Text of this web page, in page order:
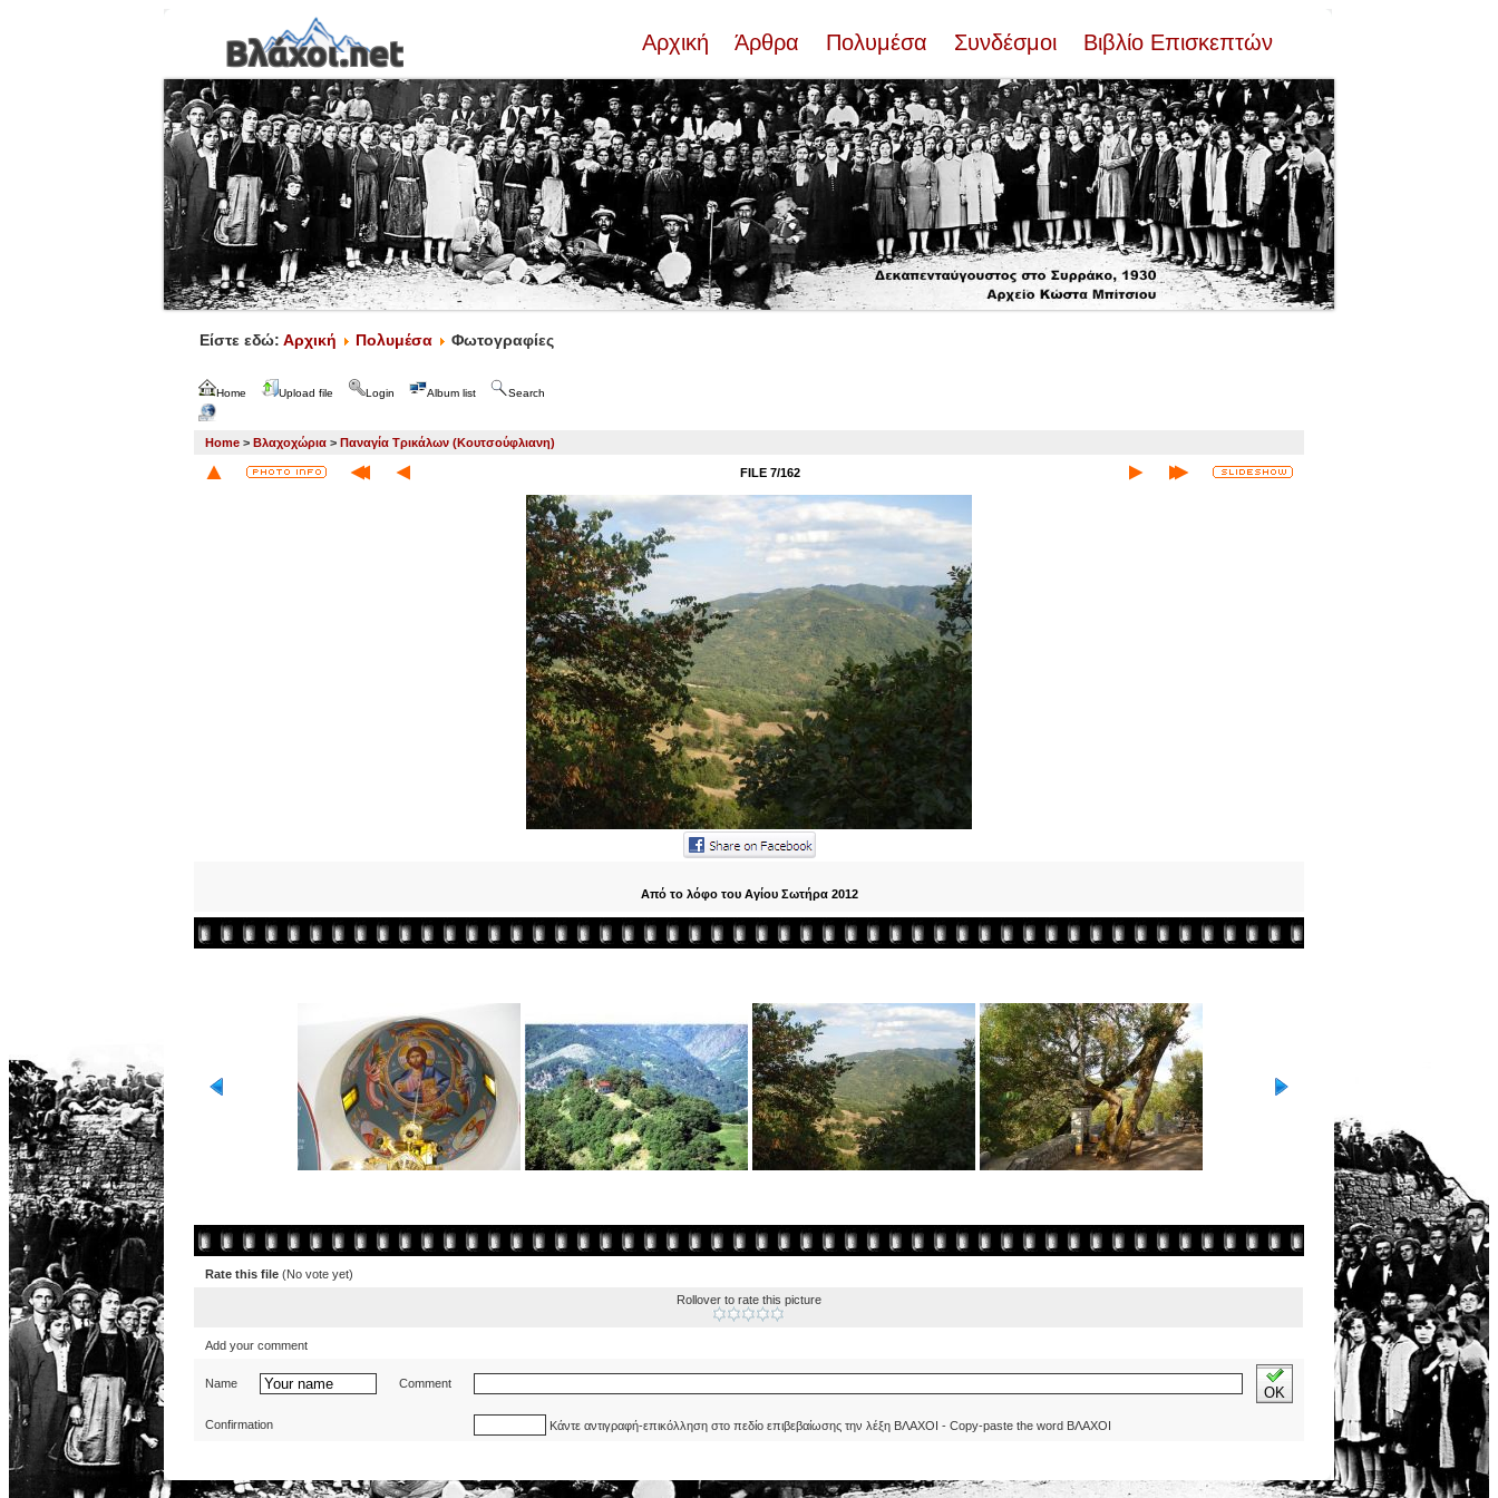
Αρχική Άρθρα Πολυμέσα Συνδέσμοι Βιβλίο Επισκεπτών
Είστε εδώ: Αρχική Πολυμέσα Φωτογραφίες
Home Upload file Login Album list Search
Home > Βλαχοχώρια > Παναγία Τρικάλων (Κουτσούφλιανη)
FILE 7/162
Aπό το λόφο του Αγίου Σωτήρα 2012
Rate this file (No vote yet)
Rollover to rate this picture
Add your comment
Name Comment
OK
Confirmation Κάντε αντιγραφή-επικόλληση στο πεδίο επιβεβαίωσης την λέξη ΒΛΑΧΟΙ - Copy-paste the word ΒΛΑΧΟΙ